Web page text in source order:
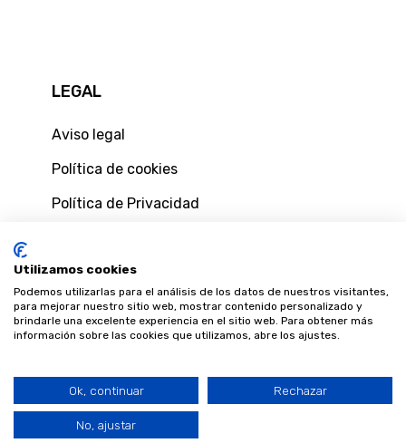
LEGAL
Aviso legal
Política de cookies
Política de Privacidad
Condiciones generales de contratación
Condiciones y formulario de desestimiento
2026 Blaveo. Fibra y móvil, más cerca de ti.
Llámeme
Utilizamos cookies
Podemos utilizarlas para el análisis de los datos de nuestros visitantes,
para mejorar nuestro sitio web, mostrar contenido personalizado y
brindarle una excelente experiencia en el sitio web. Para obtener más
información sobre las cookies que utilizamos, abre los ajustes.
Ok, continuar Rechazar
No, ajustar